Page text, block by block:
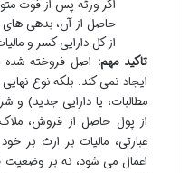
اگر ورثه پس از فوت
حاصل از آن، بدهی های
از کل دارایی کسر و
تاکید مهم: اصل فروخته
ایجاد نمی کند. بلکه نوع
مطالبات، یا دارایی جدید) و
از پول حاصل از فروش،
عبارتی، مالیات بر ارث بر
اعمال می شود، نه بر وضعیت